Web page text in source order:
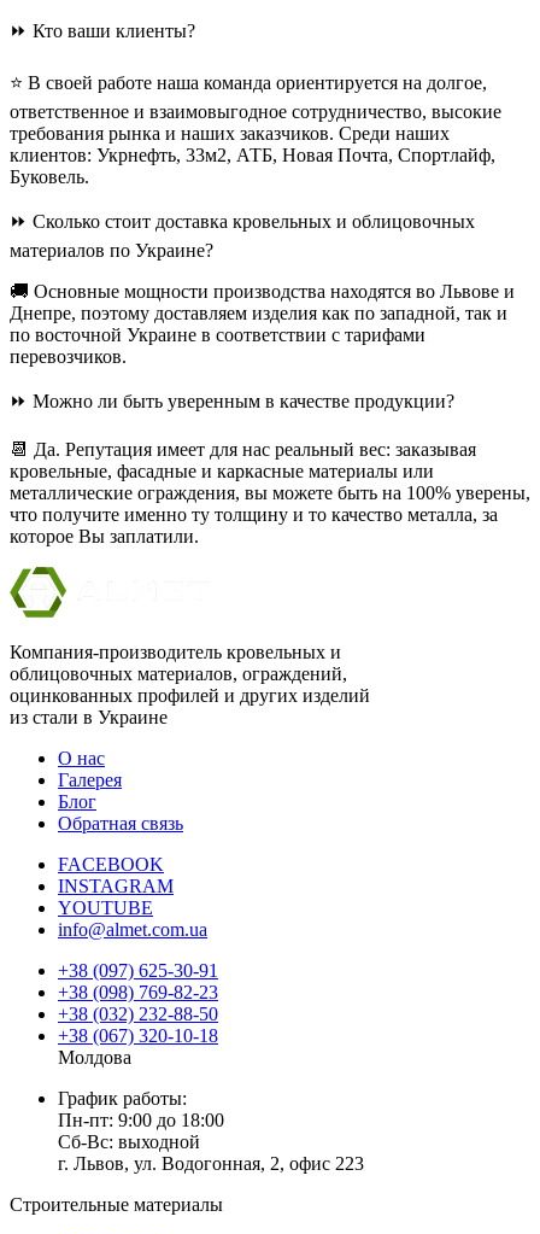
⏩ Кто ваши клиенты?
⭐ В своей работе наша команда ориентируется на долгое,
ответственное и взаимовыгодное сотрудничество, высокие
требования рынка и наших заказчиков. Среди наших
клиентов: Укрнефть, 33м2, АТБ, Новая Почта, Спортлайф,
Буковель.
⏩ Сколько стоит доставка кровельных и облицовочных
материалов по Украине?
🚚 Основные мощности производства находятся во Львове и
Днепре, поэтому доставляем изделия как по западной, так и
по восточной Украине в соответствии с тарифами
перевозчиков.
⏩ Можно ли быть уверенным в качестве продукции?
📆 Да. Репутация имеет для нас реальный вес: заказывая
кровельные, фасадные и каркасные материалы или
металлические ограждения, вы можете быть на 100% уверены,
что получите именно ту толщину и то качество металла, за
которое Вы заплатили.
Компания-производитель кровельных и
облицовочных материалов, ограждений,
оцинкованных профилей и других изделий
из стали в Украине
О нас
Галерея
Блог
Обратная связь
FACEBOOK
INSTAGRAM
YOUTUBE
info@almet.com.ua
+38 (097) 625-30-91
+38 (098) 769-82-23
+38 (032) 232-88-50
+38 (067) 320-10-18
Молдова
График работы:
Пн-пт: 9:00 до 18:00
Сб-Вс: выходной
г. Львов, ул. Водогонная, 2, офис 223
Строительные материалы